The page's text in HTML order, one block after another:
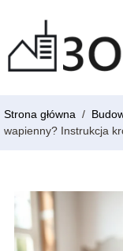
Strona główna /
wapienny? Instrukcja